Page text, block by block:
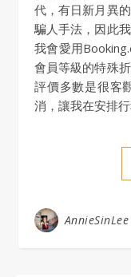
代，有日新月異
騙人手法，因此
我會愛用
會員等級的特殊
評價多數是很客
消，讓我在安排
AnnieSinLee